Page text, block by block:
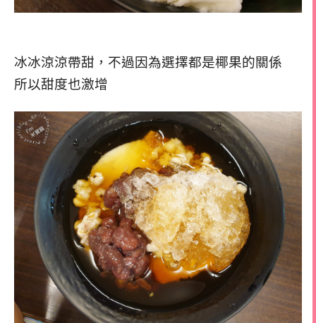
冰冰涼涼帶甜，不過因為選擇都是椰果的關係
所以甜度也激增